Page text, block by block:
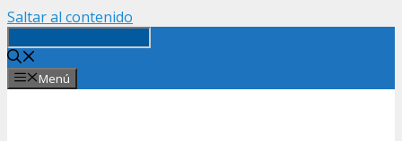
Saltar al contenido
Menú